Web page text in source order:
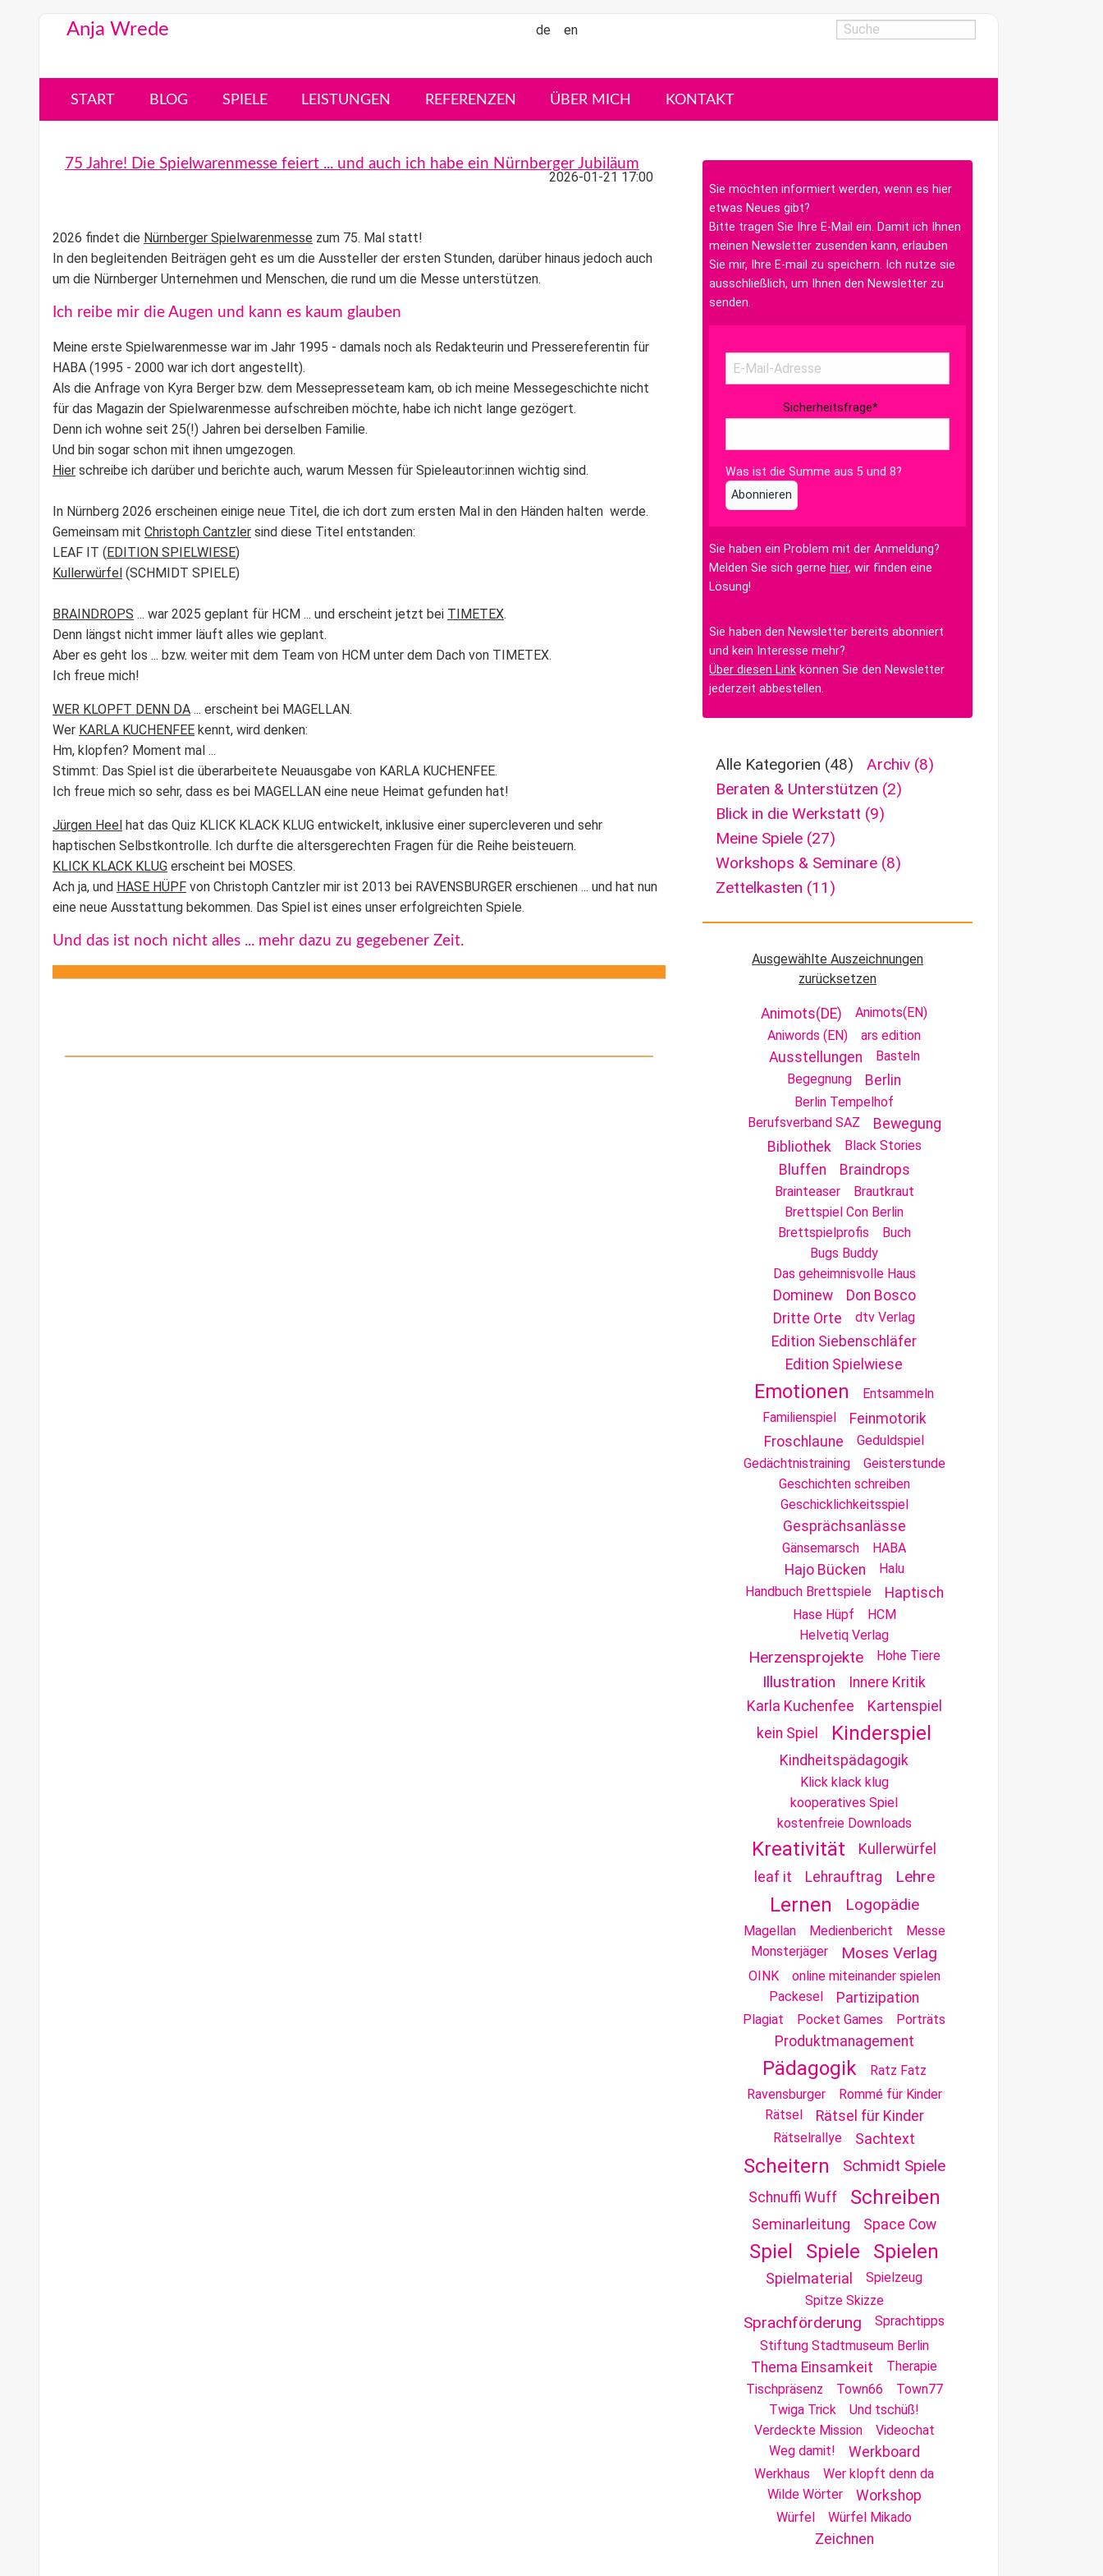
Anja Wrede de en
START BLOG SPIELE LEISTUNGEN REFERENZEN ÜBER MICH KONTAKT
2026-01-21 17:00
75 Jahre! Die Spielwarenmesse feiert ... und auch ich habe ein Nürnberger Jubiläum
2026 findet die Nürnberger Spielwarenmesse zum 75. Mal statt!
In den begleitenden Beiträgen geht es um die Aussteller der ersten Stunden, darüber hinaus jedoch auch
um die Nürnberger Unternehmen und Menschen, die rund um die Messe unterstützen.
Ich reibe mir die Augen und kann es kaum glauben
Meine erste Spielwarenmesse war im Jahr 1995 - damals noch als Redakteurin und Pressereferentin für
HABA (1995 - 2000 war ich dort angestellt).
Als die Anfrage von Kyra Berger bzw. dem Messepresseteam kam, ob ich meine Messegeschichte nicht
für das Magazin der Spielwarenmesse aufschreiben möchte, habe ich nicht lange gezögert.
Denn ich wohne seit 25(!) Jahren bei derselben Familie.
Und bin sogar schon mit ihnen umgezogen.
Hier schreibe ich darüber und berichte auch, warum Messen für Spieleautor:innen wichtig sind.
In Nürnberg 2026 erscheinen einige neue Titel, die ich dort zum ersten Mal in den Händen halten werde.
Gemeinsam mit Christoph Cantzler sind diese Titel entstanden:
LEAF IT ( EDITION SPIELWIESE)
Kullerwürfel (SCHMIDT SPIELE)
BRAINDROPS ... war 2025 geplant für HCM ... und erscheint jetzt bei TIMETEX.
Denn längst nicht immer läuft alles wie geplant.
Aber es geht los ... bzw. weiter mit dem Team von HCM unter dem Dach von TIMETEX.
Ich freue mich!
WER KLOPFT DENN DA ... erscheint bei MAGELLAN.
Wer KARLA KUCHENFEE kennt, wird denken:
Hm, klopfen? Moment mal ...
Stimmt: Das Spiel ist die überarbeitete Neuausgabe von KARLA KUCHENFEE.
Ich freue mich so sehr, dass es bei MAGELLAN eine neue Heimat gefunden hat!
Jürgen Heel hat das Quiz KLICK KLACK KLUG entwickelt, inklusive einer supercleveren und sehr
haptischen Selbstkontrolle. Ich durfte die altersgerechten Fragen für die Reihe beisteuern.
KLICK KLACK KLUG erscheint bei MOSES.
Ach ja, und HASE HÜPF von Christoph Cantzler mir ist 2013 bei RAVENSBURGER erschienen ... und hat nun
eine neue Ausstattung bekommen. Das Spiel ist eines unser erfolgreichten Spiele.
Und das ist noch nicht alles ... mehr dazu zu gegebener Zeit.
Sie möchten informiert werden, wenn es hier
etwas Neues gibt?
Bitte tragen Sie Ihre E-Mail ein. Damit ich Ihnen
meinen Newsletter zusenden kann, erlauben
Sie mir, Ihre E-mail zu speichern. Ich nutze sie
ausschließlich, um Ihnen den Newsletter zu
senden.
Sicherheitsfrage*
Was ist die Summe aus 5 und 8?
Abonnieren
Sie haben ein Problem mit der Anmeldung?
Melden Sie sich gerne hier, wir finden eine
Lösung!
Sie haben den Newsletter bereits abonniert
und kein Interesse mehr?
Über diesen Link können Sie den Newsletter
jederzeit abbestellen.
Alle Kategorien (48) Archiv (8)
Beraten & Unterstützen (2)
Blick in die Werkstatt (9)
Meine Spiele (27)
Workshops & Seminare (8)
Zettelkasten (11)
Ausgewählte Auszeichnungen
zurücksetzen
Animots(DE)
Animots(EN)
Aniwords (EN)
ars edition
Ausstellungen
Basteln
Begegnung
Berlin
Berlin Tempelhof
Berufsverband SAZ
Bewegung
Bibliothek
Black Stories
Bluffen Braindrops
Brainteaser
Brautkraut
Brettspiel Con Berlin
Brettspielprofis
Buch
Bugs Buddy
Das geheimnisvolle Haus
Dominew
Don Bosco
Dritte Orte
dtv Verlag
Edition Siebenschläfer
Edition Spielwiese
Emotionen
Entsammeln
Familienspiel
Feinmotorik
Froschlaune
Geduldspiel
Gedächtnistraining
Geisterstunde
Geschichten schreiben
Geschicklichkeitsspiel
Gesprächsanlässe
Gänsemarsch HABA
Hajo Bücken
Halu
Handbuch Brettspiele
Haptisch
Hase Hüpf
HCM
Helvetiq Verlag
Herzensprojekte Hohe Tiere
Illustration
Innere Kritik
Karla Kuchenfee
Kartenspiel
kein Spiel
Kinderspiel
Kindheitspädagogik
Klick klack klug
kooperatives Spiel
kostenfreie Downloads
Kreativität
Kullerwürfel
leaf it
Lehrauftrag Lehre
Lernen Logopädie
Magellan Medienbericht
Messe
Monsterjäger
Moses Verlag
OINK
online miteinander spielen
Packesel
Partizipation
Plagiat Pocket Games Porträts
Produktmanagement
Pädagogik
Ratz Fatz
Ravensburger
Rommé für Kinder
Rätsel
Rätsel für Kinder
Rätselrallye Sachtext
Scheitern Schmidt Spiele
Schnuffi Wuff Schreiben
Seminarleitung Space Cow
Spiel Spiele Spielen
Spielmaterial
Spielzeug
Spitze Skizze
Sprachförderung
Sprachtipps
Stiftung Stadtmuseum Berlin
Thema Einsamkeit
Therapie
Tischpräsenz
Town66
Town77
Twiga Trick
Und tschüß!
Verdeckte Mission
Videochat
Weg damit!
Werkboard
Werkhaus
Wer klopft denn da
Wilde Wörter
Workshop
Würfel Würfel Mikado
Zeichnen